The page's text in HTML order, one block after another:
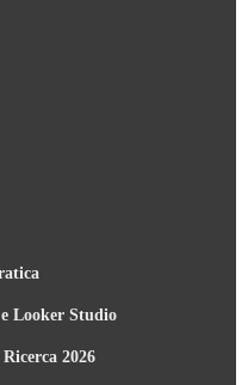
Looker Studio
2026